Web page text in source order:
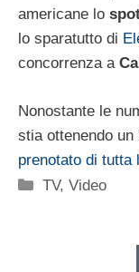
americane lo
lo sparatutto di
concorrenza a
Nonostante le
stia ottenendo
prenotato di tutta
Categorie
TV,Video